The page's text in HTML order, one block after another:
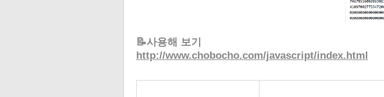
📝사용해 보기
http://www.chobocho.com/javascript/index.html